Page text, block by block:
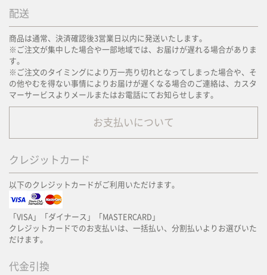
配送
商品は通常、決済確認後3営業日以内に発送いたします。
※ご注文が集中した場合や一部地域では、お届けが遅れる場合がありま
す。
※ご注文のタイミングにより万一売り切れとなってしまった場合や、そ
の他やむを得ない事情によりお届けが遅くなる場合のご連絡は、カスタ
マーサービスよりメールまたはお電話にてお知らせします。
お支払いについて
クレジットカード
以下のクレジットカードがご利用いただけます。
「VISA」「ダイナース」「MASTERCARD」
クレジットカードでのお支払いは、一括払い、分割払いよりお選びいた
だけます。
代金引換